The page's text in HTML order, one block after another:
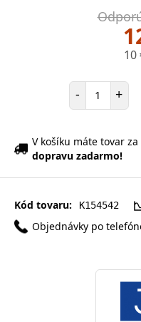
10
- Počet +
V košíku máte tovar za
dopravu zadarmo!
Kód tovaru: K154542
Objednávky po